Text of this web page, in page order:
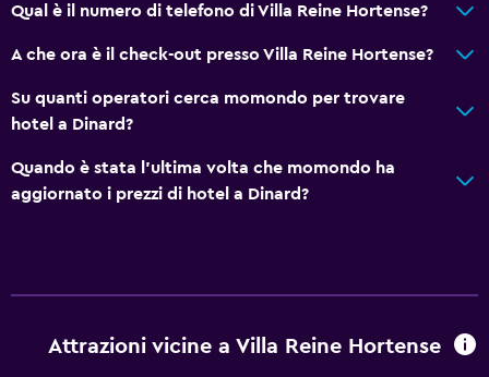
Qual è il numero di telefono di Villa Reine Hortense?
A che ora è il check-out presso Villa Reine Hortense?
Su quanti operatori cerca momondo per trovare
hotel a Dinard?
Quando è stata l'ultima volta che momondo ha
aggiornato i prezzi di hotel a Dinard?
Attrazioni vicine a Villa Reine Hortense